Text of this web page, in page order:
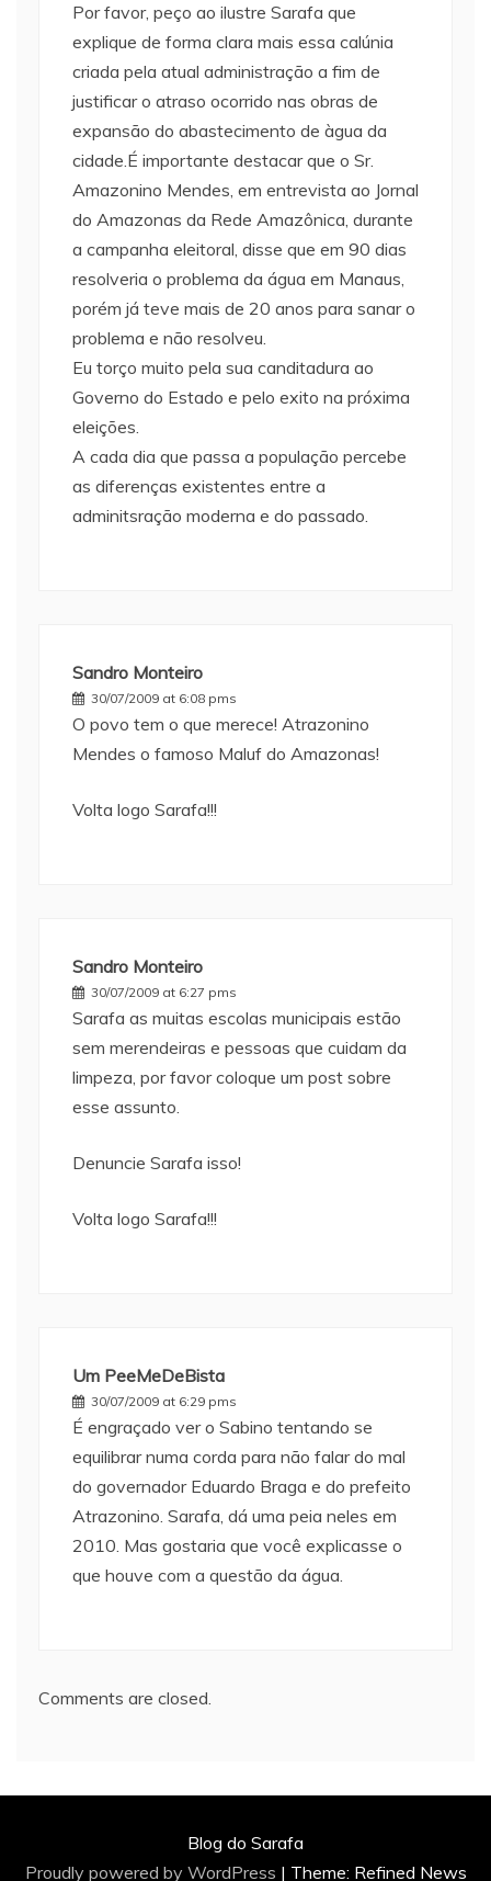
Por favor, peço ao ilustre Sarafa que
explique de forma clara mais essa calúnia
criada pela atual administração a fim de
justificar o atraso ocorrido nas obras de
expansão do abastecimento de àgua da
cidade.É importante destacar que o Sr.
Amazonino Mendes, em entrevista ao Jornal
do Amazonas da Rede Amazônica, durante
a campanha eleitoral, disse que em 90 dias
resolveria o problema da água em Manaus,
porém já teve mais de 20 anos para sanar o
problema e não resolveu.
Eu torço muito pela sua canditadura ao
Governo do Estado e pelo exito na próxima
eleições.
A cada dia que passa a população percebe
as diferenças existentes entre a
adminitsração moderna e do passado.
Sandro Monteiro
30/07/2009 at 6:08 pms
O povo tem o que merece! Atrazonino
Mendes o famoso Maluf do Amazonas!
Volta logo Sarafa!!!
Sandro Monteiro
30/07/2009 at 6:27 pms
Sarafa as muitas escolas municipais estão
sem merendeiras e pessoas que cuidam da
limpeza, por favor coloque um post sobre
esse assunto.
Denuncie Sarafa isso!
Volta logo Sarafa!!!
Um PeeMeDeBista
30/07/2009 at 6:29 pms
É engraçado ver o Sabino tentando se
equilibrar numa corda para não falar do mal
do governador Eduardo Braga e do prefeito
Atrazonino. Sarafa, dá uma peia neles em
2010. Mas gostaria que você explicasse o
que houve com a questão da água.
Comments are closed.
Blog do Sarafa
Proudly powered by WordPress | Theme: Refined News